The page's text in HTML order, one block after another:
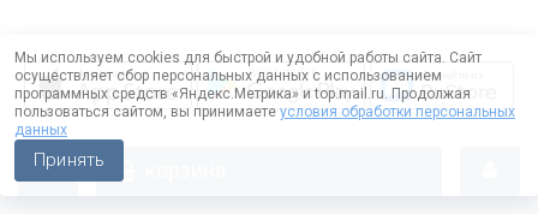
Мы используем cookies для быстрой и удобной работы сайта. Сайт
осуществляет сбор персональных данных с использованием
программных средств «Яндекс.Метрика» и top.mail.ru. Продолжая
пользоваться сайтом, вы принимаете условия обработки персональных
данных
Принять